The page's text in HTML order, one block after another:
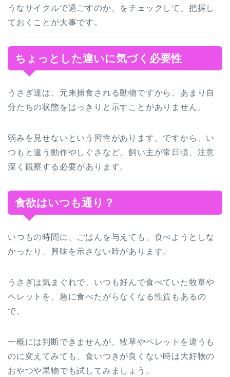
うなサイクルで過ごすのか、をチェックして、把握し
ておくことが大事です。
ちょっとした違いに気づく必要性
うさぎ達は、元来捕食される動物ですから、あまり自
分たちの状態をはっきりと示すことがありません。
弱みを見せないという習性があります。ですから、い
つもと違う動作やしぐさなど、飼い主が常日頃、注意
深く観察する必要があります。
食欲はいつも通り？
いつもの時間に、ごはんを与えても、食べようとしな
かったり、興味を示さない時があります。
うさぎは気まぐれで、いつも好んで食べていた牧草や
ペレットを、急に食べたがらなくなる性質もあるの
で、
一概には判断できませんが、牧草やペレットを違うも
のに変えてみても、食いつきが良くない時は大好物の
おやつや果物でも試してみましょう。